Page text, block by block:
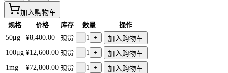
加入购物车
规格 价格 库存 数量
操作
50μg
¥8,400.00 现货 - 1 +
加入购物车
100μg ¥12,600.00 现货 - 1 +
加入购物车
1mg
¥72,800.00 现货 - 1 +
加入购物车